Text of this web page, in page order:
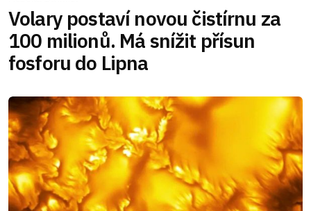
Volary postaví novou čistírnu za
100 milionů. Má snížit přísun
fosforu do Lipna